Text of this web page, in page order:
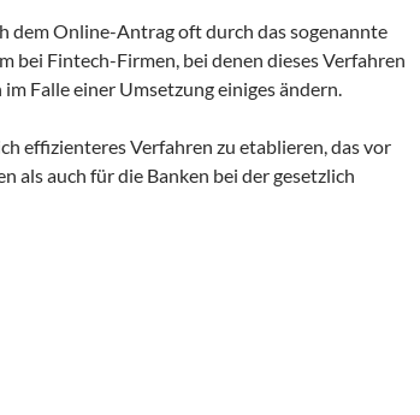
dem Online-Antrag oft durch das sogenannte
bei Fintech-Firmen, bei denen dieses Verfahren
Falle einer Umsetzung einiges ändern.
effizienteres Verfahren zu etablieren, das vor
als auch für die Banken bei der gesetzlich